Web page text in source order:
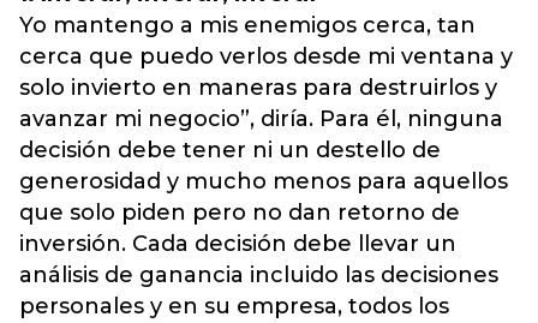
Yo mantengo a mis enemigos cerca, tan
cerca que puedo verlos desde mi ventana y
solo invierto en maneras para destruirlos y
avanzar mi negocio”, diría. Para él, ninguna
decisión debe tener ni un destello de
generosidad y mucho menos para aquellos
que solo piden pero no dan retorno de
inversión. Cada decisión debe llevar un
análisis de ganancia incluido las decisiones
personales y en su empresa, todos los